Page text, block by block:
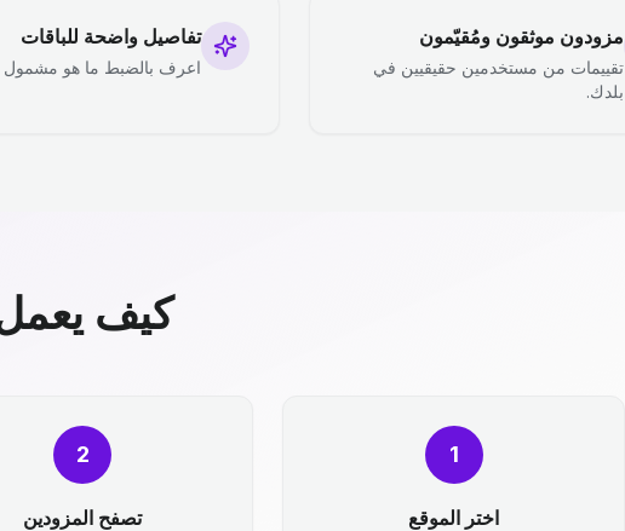
مزودون موثقون ومُقيّمون
تقييمات من مستخدمين حقيقيين في
بلدك.
تفاصيل واضحة للباقات
اعرف بالضبط ما هو مشمول
كيف
1
اختر الموقع
2
تصفح المزودين